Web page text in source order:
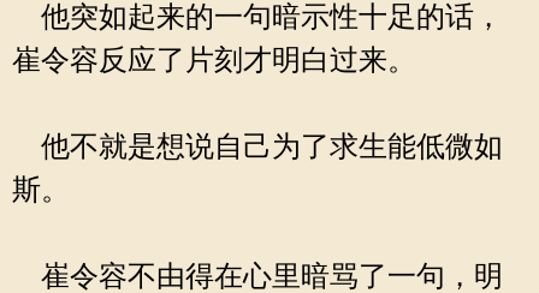
他突如起来的一句暗示性十足的话，
崔令容反应了片刻才明白过来。
他不就是想说自己为了求生能低微如
斯。
崔令容不由得在心里暗骂了一句，明